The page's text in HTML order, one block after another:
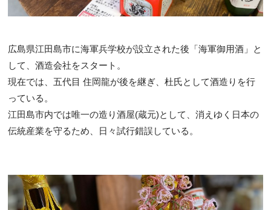
広島県江田島市に海軍兵学校が設立された後「海軍御用酒」と
して、酒造会社をスタート。
現在では、五代目 住岡龍が後を継ぎ、杜氏として酒造りを行
っている。​
江田島市内では唯一の造り酒屋(蔵元)として、消えゆく日本の
伝統産業を守るため、日々試行錯誤している。